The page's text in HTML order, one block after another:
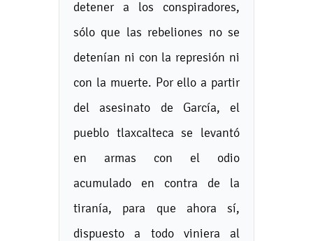
detener a los conspiradores,
sólo que las rebeliones no se
detenían ni con la represión ni
con la muerte. Por ello a partir
del asesinato de García, el
pueblo tlaxcalteca se levantó
en armas con el odio
acumulado en contra de la
tiranía, para que ahora sí,
dispuesto a todo viniera al